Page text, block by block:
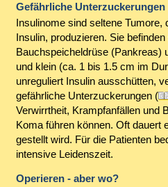
Gefährliche Unterzuckerungen
Insulinome sind seltene Tumore,
Insulin, produzieren. Sie
Bauchspeicheldrüse (Pankreas)
und klein (ca. 1 bis 1.5 cm im
unreguliert Insulin ausschütten,
gefährliche Unterzuckerungen (
Verwirrtheit, Krampfanfällen und
Koma führen können. Oft dauert
gestellt wird. Für die Patienten
intensive Leidenszeit.
Operieren - aber wo?